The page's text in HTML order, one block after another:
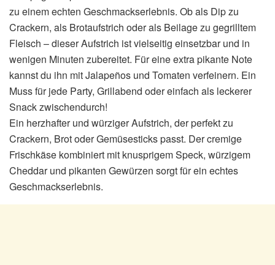
zu einem echten Geschmackserlebnis. Ob als Dip zu
Crackern, als Brotaufstrich oder als Beilage zu gegrilltem
Fleisch – dieser Aufstrich ist vielseitig einsetzbar und in
wenigen Minuten zubereitet. Für eine extra pikante Note
kannst du ihn mit Jalapeños und Tomaten verfeinern. Ein
Muss für jede Party, Grillabend oder einfach als leckerer
Snack zwischendurch!
Ein herzhafter und würziger Aufstrich, der perfekt zu
Crackern, Brot oder Gemüsesticks passt. Der cremige
Frischkäse kombiniert mit knusprigem Speck, würzigem
Cheddar und pikanten Gewürzen sorgt für ein echtes
Geschmackserlebnis.